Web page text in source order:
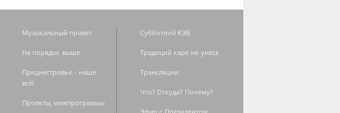
Музыкальный привет
На порядок выше
Приднестровье - наше
всё!
Проекты, межпрограммы
Субботний КЭБ
Традиций каре не унеск
Трансляции
Что? Откуда? Почему?